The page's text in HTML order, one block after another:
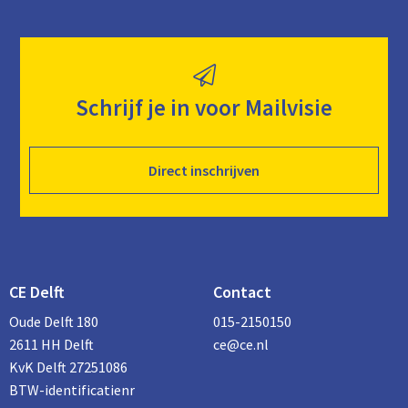
Schrijf je in voor Mailvisie
Direct inschrijven
CE Delft
Oude Delft 180
2611 HH Delft
KvK Delft 27251086
BTW-identificatienr
Contact
015-2150150
ce@ce.nl